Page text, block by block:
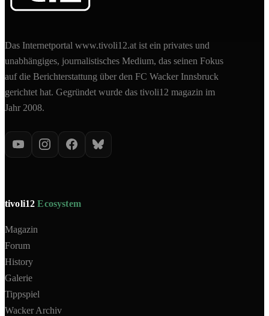
Das Internetportal www.tivoli12.at ist ein privates und
unabhängiges, journalistisches Medium, das seinen Fokus
auf die Berichterstattung über den FC Wacker Innsbruck
gerichtet hat. Gegründet wurde das tivoli12 magazin im
Jahr 2008.
tivoli12Ecosystem
Magazin
Forum
History
Galerie
Tippspiel
Wacker Archiv